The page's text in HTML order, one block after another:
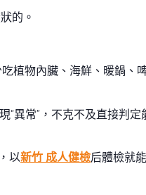
的。
植物內臟、海鮮、暖鍋、
異常”，不克不及直接判定
以新竹 成人健檢后體檢就